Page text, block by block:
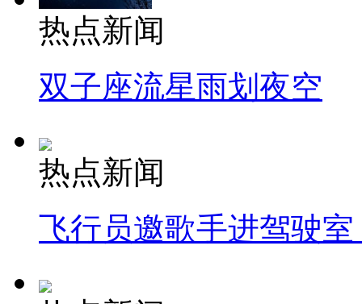
热点新闻
双子座流星雨划夜空
热点新闻
飞行员邀歌手进驾驶